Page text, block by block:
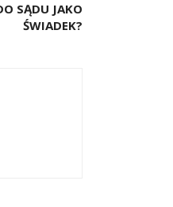
SĄDU JAKO
ŚWIADEK?